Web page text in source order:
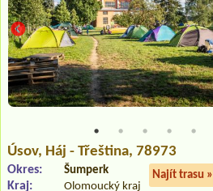
Úsov, Háj - Třeština, 78973
Najít trasu »
Okres: Šumperk
Kraj: Olomoucký kraj